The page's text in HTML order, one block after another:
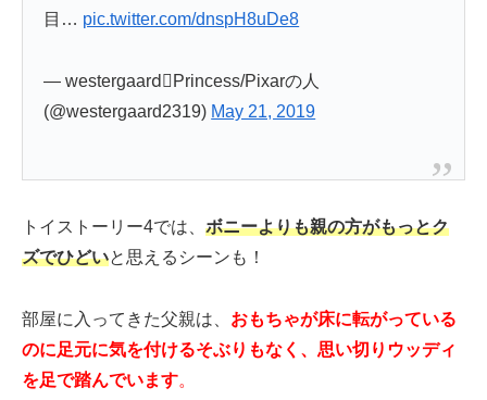
目… pic.twitter.com/dnspH8uDe8
— westergaard️‍️‍⚧️Princess/Pixarの人
(@westergaard2319) May 21, 2019
トイストーリー4では、 ボニーよりも親の方がもっとク
ズでひどいと思えるシーンも！
部屋に入ってきた父親は、 おもちゃが床に転がっている
のに足元に気を付けるそぶりもなく、思い切りウッディ
を足で踏んでいます。